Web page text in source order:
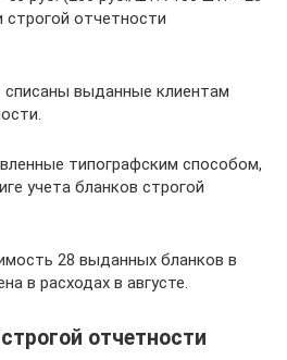
отчетности
списаны выданные клиентам
типографским способом,
учета бланков строгой
28 выданных бланков в
в расходах в августе.
отчетности